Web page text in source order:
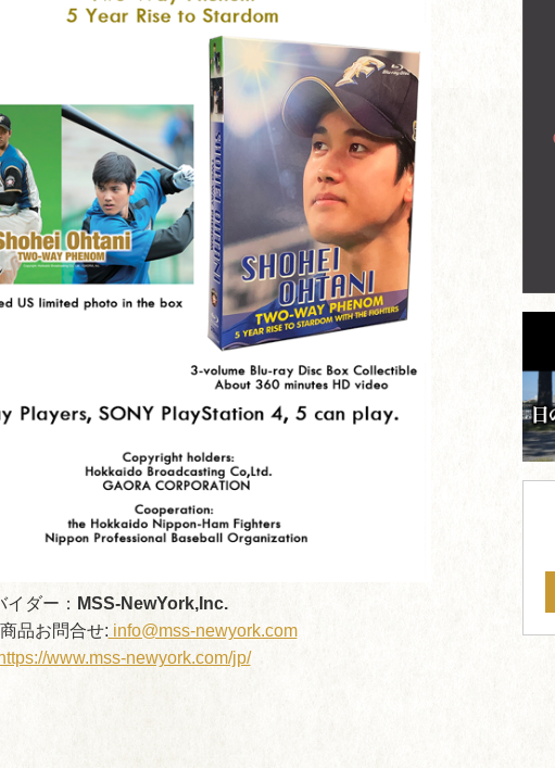
ダー： MSS-NewYork,Inc.
品お問合せ: info@mss-newyork.com
https://www.mss-newyork.com/jp/